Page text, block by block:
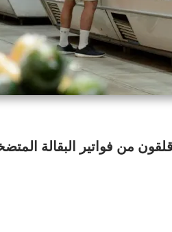
من فواتير البقالة